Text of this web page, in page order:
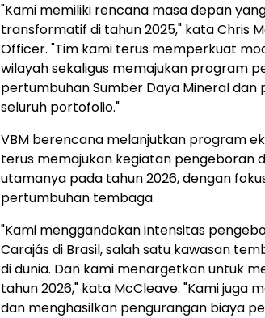
"Kami memiliki rencana masa depan
transformatif di tahun 2025," kata Chris
Officer. "Tim kami terus memperkuat
wilayah sekaligus memajukan program
pertumbuhan Sumber Daya Mineral dan
seluruh portofolio."
VBM berencana melanjutkan program
terus memajukan kegiatan pengeboran
utamanya pada tahun 2026, dengan
pertumbuhan tembaga.
"Kami menggandakan intensitas
Carajás di Brasil, salah satu kawasan
di dunia. Dan kami menargetkan untuk
tahun 2026," kata McCleave. "Kami juga
dan menghasilkan pengurangan biaya